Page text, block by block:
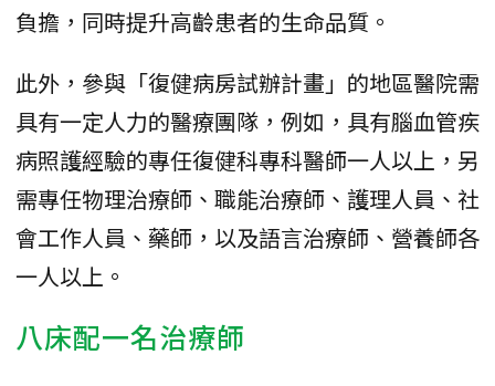
負擔，同時提升高齡患者的生命品質。
此外，參與「復健病房試辦計畫」的地區醫院需
具有一定人力的醫療團隊，例如，具有腦血管疾
病照護經驗的專任復健科專科醫師一人以上，另
需專任物理治療師、職能治療師、護理人員、社
會工作人員、藥師，以及語言治療師、營養師各
一人以上。
八床配一名治療師